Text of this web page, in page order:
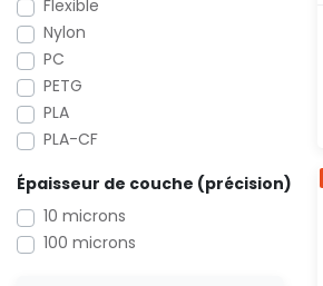
Flexible
Nylon
PC
PETG
PLA
PLA-CF
Épaisseur de couche (précision)
10 microns
100 microns